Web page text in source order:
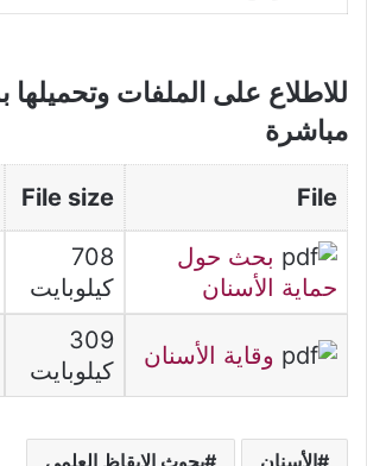
للاطلاع على الملفات
مباشرة
File
File size
بحث حول
حماية الأسنان
708
كيلوبايت
وقاية الأسنان
309
كيلوبايت
الأسنان بحوث الإيقاظ العلمي